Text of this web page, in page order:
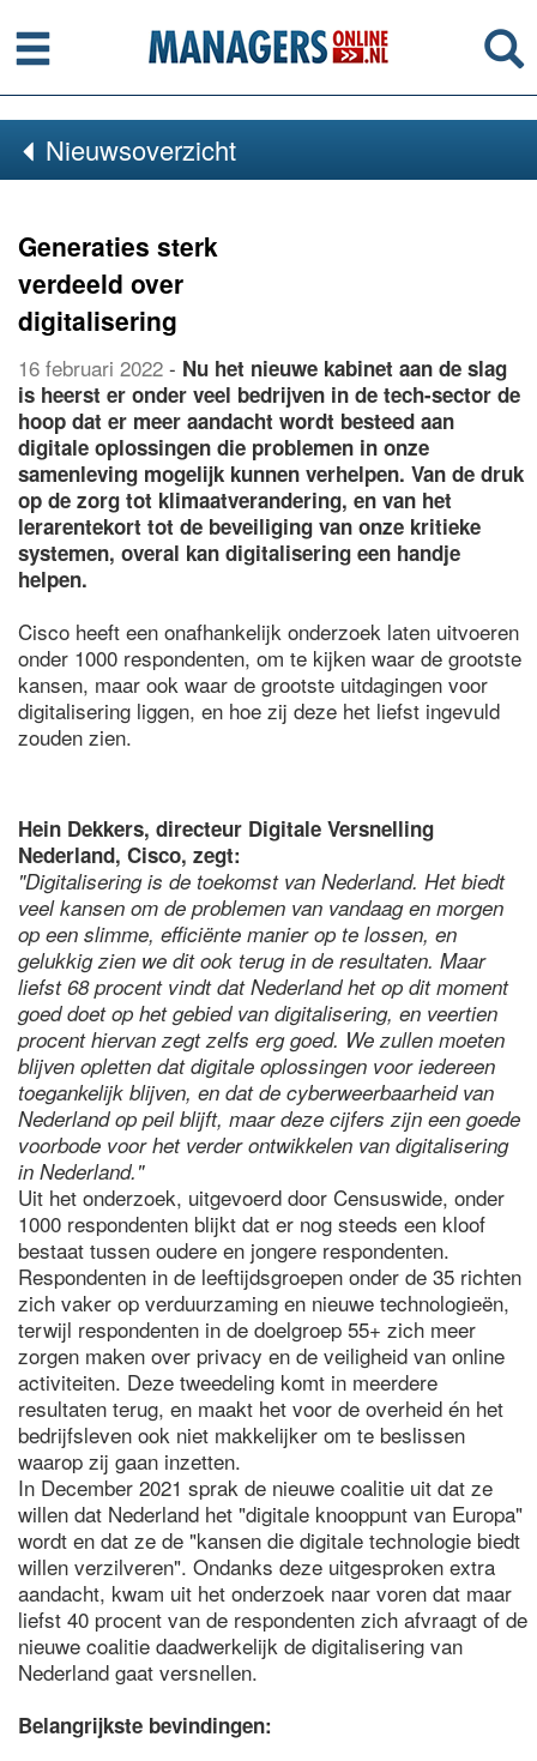
Menu
Nieuwsoverzicht
Generaties sterk
verdeeld over
digitalisering
16 februari 2022 - Nu het nieuwe kabinet aan de slag
is heerst er onder veel bedrijven in de tech-sector de
hoop dat er meer aandacht wordt besteed aan
digitale oplossingen die problemen in onze
samenleving mogelijk kunnen verhelpen. Van de druk
op de zorg tot klimaatverandering, en van het
lerarentekort tot de beveiliging van onze kritieke
systemen, overal kan digitalisering een handje
helpen.
Cisco heeft een onafhankelijk onderzoek laten uitvoeren
onder 1000 respondenten, om te kijken waar de grootste
kansen, maar ook waar de grootste uitdagingen voor
digitalisering liggen, en hoe zij deze het liefst ingevuld
zouden zien.
Hein Dekkers, directeur Digitale Versnelling
Nederland, Cisco, zegt:
"Digitalisering is de toekomst van Nederland. Het biedt
veel kansen om de problemen van vandaag en morgen
op een slimme, efficiënte manier op te lossen, en
gelukkig zien we dit ook terug in de resultaten. Maar
liefst 68 procent vindt dat Nederland het op dit moment
goed doet op het gebied van digitalisering, en veertien
procent hiervan zegt zelfs erg goed. We zullen moeten
blijven opletten dat digitale oplossingen voor iedereen
toegankelijk blijven, en dat de cyberweerbaarheid van
Nederland op peil blijft, maar deze cijfers zijn een goede
voorbode voor het verder ontwikkelen van digitalisering
in Nederland."
Uit het onderzoek, uitgevoerd door Censuswide, onder
1000 respondenten blijkt dat er nog steeds een kloof
bestaat tussen oudere en jongere respondenten.
Respondenten in de leeftijdsgroepen onder de 35 richten
zich vaker op verduurzaming en nieuwe technologieën,
terwijl respondenten in de doelgroep 55+ zich meer
zorgen maken over privacy en de veiligheid van online
activiteiten. Deze tweedeling komt in meerdere
resultaten terug, en maakt het voor de overheid én het
bedrijfsleven ook niet makkelijker om te beslissen
waarop zij gaan inzetten.
In December 2021 sprak de nieuwe coalitie uit dat ze
willen dat Nederland het "digitale knooppunt van Europa"
wordt en dat ze de "kansen die digitale technologie biedt
willen verzilveren". Ondanks deze uitgesproken extra
aandacht, kwam uit het onderzoek naar voren dat maar
liefst 40 procent van de respondenten zich afvraagt of de
nieuwe coalitie daadwerkelijk de digitalisering van
Nederland gaat versnellen.
Belangrijkste bevindingen: